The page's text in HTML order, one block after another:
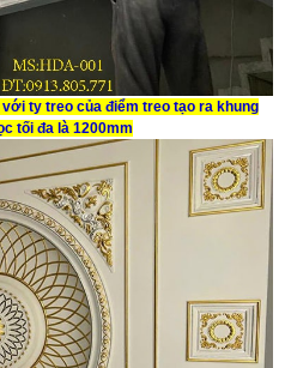
ty treo của điểm treo tạo ra khung
tối đa là 1200mm